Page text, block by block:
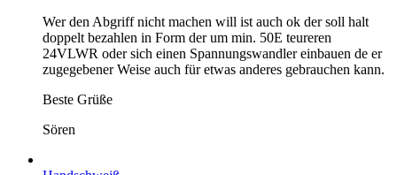
Wer den Abgriff nicht machen will ist auch ok der soll halt
doppelt bezahlen in Form der um min. 50E teureren
24VLWR oder sich einen Spannungswandler einbauen de er
zugegebener Weise auch für etwas anderes gebrauchen kann.
Beste Grüße
Sören